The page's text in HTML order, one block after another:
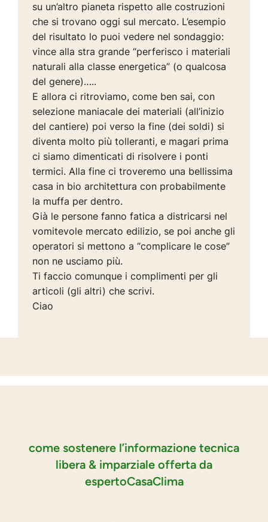
su un’altro pianeta rispetto alle costruzioni
che si trovano oggi sul mercato. L’esempio
del risultato lo puoi vedere nel sondaggio:
vince alla stra grande “perferisco i materiali
naturali alla classe energetica” (o qualcosa
del genere)…..
E allora ci ritroviamo, come ben sai, con
selezione maniacale dei materiali (all’inizio
del cantiere) poi verso la fine (dei soldi) si
diventa molto più tolleranti, e magari prima
ci siamo dimenticati di risolvere i ponti
termici. Alla fine ci troveremo una bellissima
casa in bio architettura con probabilmente
la muffa per dentro.
Già le persone fanno fatica a districarsi nel
vomitevole mercato edilizio, se poi anche gli
operatori si mettono a “complicare le cose”
non ne usciamo più.
Ti faccio comunque i complimenti per gli
articoli (gli altri) che scrivi.
Ciao
come sostenere l’informazione tecnica
libera & imparziale offerta da
espertoCasaClima